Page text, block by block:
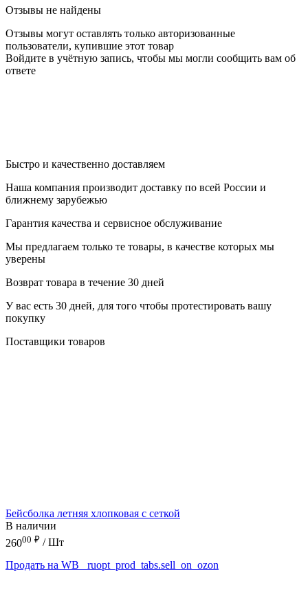
Отзывы не найдены
Отзывы могут оставлять только авторизованные
пользователи, купившие этот товар
Войдите в учётную запись, чтобы мы могли сообщить вам об
ответе
Быстро и качественно доставляем
Наша компания производит доставку по всей России и
ближнему зарубежью
Гарантия качества и сервисное обслуживание
Мы предлагаем только те товары, в качестве которых мы
уверены
Возврат товара в течение 30 дней
У вас есть 30 дней, для того чтобы протестировать вашу
покупку
Поставщики товаров
Бейсболка летняя хлопковая с сеткой
В наличии
26000 ₽ / Шт
Продать на WB
_ruopt_prod_tabs.sell_on_ozon